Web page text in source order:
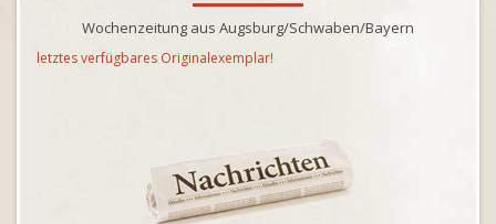
Wochenzeitung aus Augsburg/Schwaben/Bayern
letztes verfügbares Originalexemplar!